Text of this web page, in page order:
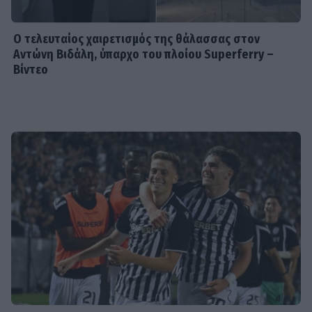
Βαλαβάνη για τον Γρηγόρη Μόργκαν
Καινούργιου
SHOWBIZ
Λένα Παπαληγούρα για την απώλεια
του πατέρα της: «Δεν υπάρχει μέρα
που να μην τον σκεφτώ»
Ο τελευταίος χαιρετισμός της θάλασσας στον
Αντώνη Βιδάλη, ύπαρχο του πλοίου Superferry –
Βίντεο